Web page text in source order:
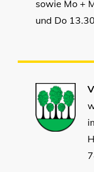
sowie Mo +
und Do